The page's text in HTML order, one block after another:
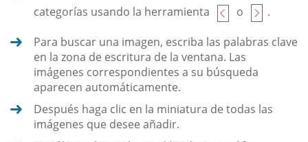
categorías usando la herramienta
o
.
Para buscar una imagen, escriba las palabras clave
en la zona de escritura de la ventana. Las
imágenes correspondientes a su búsqueda
aparecen automáticamente.
Después haga clic en la miniatura de todas las
imágenes que desee añadir.